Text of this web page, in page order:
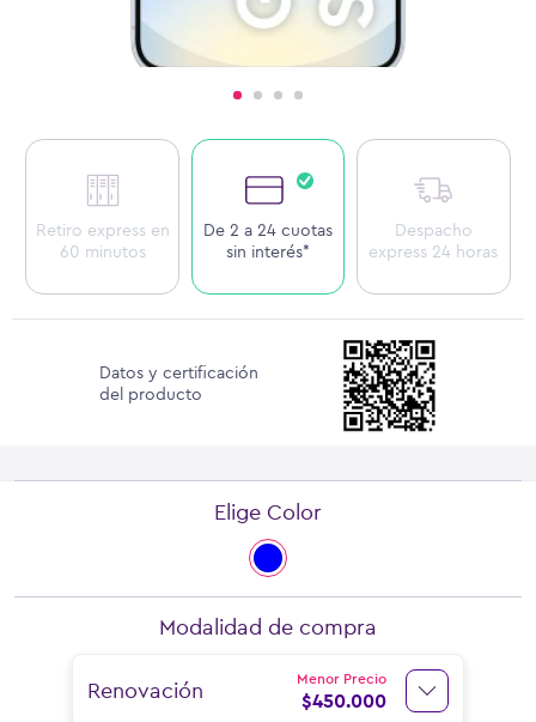
Retiro express en
60 minutos
De 2 a 24 cuotas
sin interés*
Despacho
express 24 horas
Datos y certificación
del producto
Elige Color
Modalidad de compra
Renovación Menor Precio
$450.000